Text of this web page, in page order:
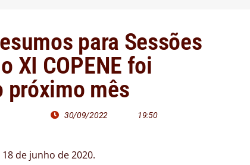
para Sessões
XI COPENE foi
próximo mês
30/09/2022 19:50
de junho de 2020.